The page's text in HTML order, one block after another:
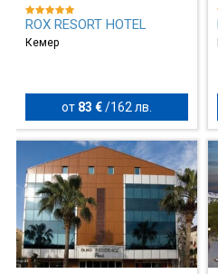
ROX RESORT HOTEL
Кемер
от 83 € / 162 лв.